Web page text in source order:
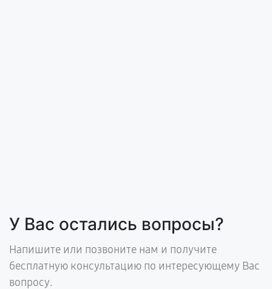
У Вас остались вопросы?
Напишите или позвоните нам и получите
бесплатную консультацию по интересующему Вас
вопросу.